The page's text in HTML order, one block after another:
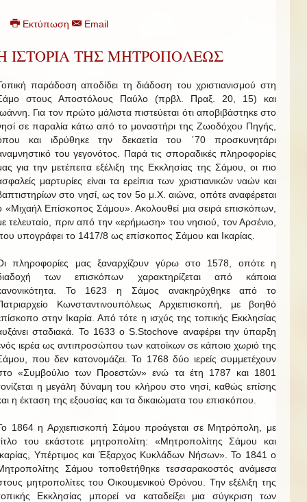
Εκτύπωση Email
ΙΣΤΟΡΙΑ ΤΗΣ ΜΗΤΡΟΠΟΛΕΩΣ
παράδοση αποδίδει τη διάδοση του χριστιανισμού στη
στους Αποστόλους Παύλο (πρβλ. Πραξ. 20, 15) και
Για τον πρώτο μάλιστα πιστεύεται ότι αποβιβάστηκε στο
σε παραλία κάτω από το μοναστήρι της Ζωοδόχου Πηγής,
και ιδρύθηκε την δεκαετία του ΄70 προσκυνητάρι
του γεγονότος. Παρά τις σποραδικές πληροφορίες
για την μετέπειτα εξέλιξη της Εκκλησίας της Σάμου, οι πιο
μαρτυρίες είναι τα ερείπια των χριστιανικών ναών και
στο νησί, ως τον 5ο μ.Χ. αιώνα, οπότε αναφέρεται
«Μιχαήλ Επίσκοπος Σάμου». Ακολουθεί μια σειρά επισκόπων,
τελευταίο, πριν από την «ερήμωση» του νησιού, τον Αρσένιο,
υπογράφει το 1417/8 ως επίσκοπος Σάμου και Ικαρίας.
πληροφορίες μας ξαναρχίζουν γύρω στο 1578, οπότε η
των επισκόπων χαρακτηρίζεται από κάποια
Το 1623 η Σάμος ανακηρύχθηκε από το
Κωνσταντινουπόλεως Αρχιεπισκοπή, με βοηθό
στην Ικαρία. Από τότε η ισχύς της τοπικής Εκκλησίας
σταδιακά. Το 1633 ο S.Stochove αναφέρει την ύπαρξη
ιερέα ως αντιπροσώπου των κατοίκων σε κάποιο χωριό της
που δεν κατονομάζει. Το 1768 δύο ιερείς συμμετέχουν
«Συμβούλιο των Προεστών» ενώ τα έτη 1787 και 1801
η μεγάλη δύναμη του κλήρου στο νησί, καθώς επίσης
η έκταση της εξουσίας και τα δικαιώματα του επισκόπου.
1864 η Αρχιεπισκοπή Σάμου προάγεται σε Μητρόπολη, με
του εκάστοτε μητροπολίτη: «Μητροπολίτης Σάμου και
Υπέρτιμος και Έξαρχος Κυκλάδων Νήσων». Το 1841 ο
Σάμου τοποθετήθηκε τεσσαρακοστός ανάμεσα
μητροπολίτες του Οικουμενικού Θρόνου. Την εξέλιξη της
Εκκλησίας μπορεί να καταδείξει μια σύγκριση των